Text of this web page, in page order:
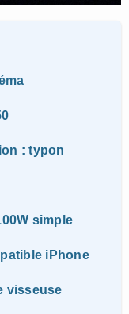
: typon
simple
iPhone
visseuse